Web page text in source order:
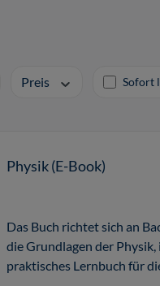
Preis Sofort
Physik (E-Book)
Das Buch richtet sich an
die Grundlagen der
praktisches Lernbuch für